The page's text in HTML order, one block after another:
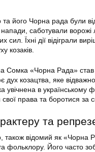
його Чорна рада були
напади, саботували ворожі
сил. Їхні дії відіграли
козаків.
Сомка «Чорна Рада» став
дух козацтва, яке
в українському
свої права та боротися за
та
відомий як «Чорна
фольклору. Його часто